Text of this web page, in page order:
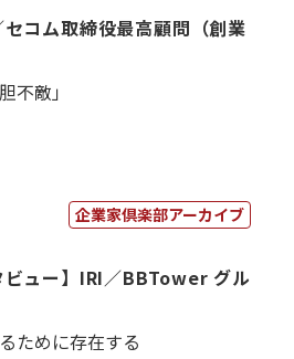
セコム取締役最高顧問（創業
不敵」
企業家倶楽部アーカイブ
ビュー】IRI／BBTower グル
ために存在する